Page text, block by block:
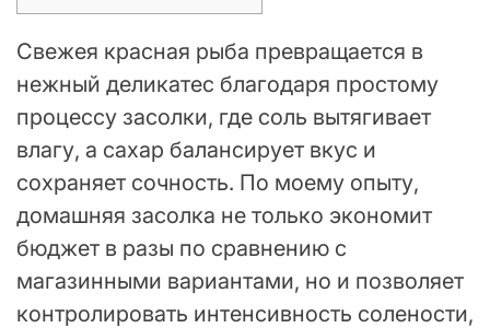
Свежея красная рыба превращается в
нежный деликатес благодаря простому
процессу засолки, где соль вытягивает
влагу, а сахар балансирует вкус и
сохраняет сочность. По моему опыту,
домашняя засолка не только экономит
бюджет в разы по сравнению с
магазинными вариантами, но и позволяет
контролировать интенсивность солености,